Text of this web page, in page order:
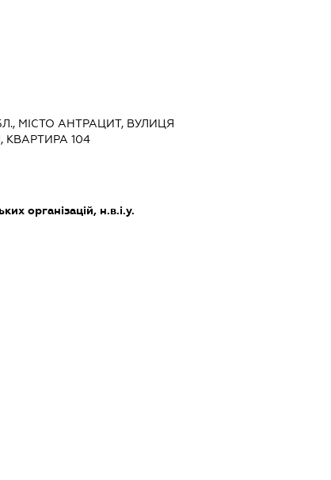
МІСТО АНТРАЦИТ, ВУЛИЦЯ
КВАРТИРА 104
організацій, н.в.і.у.